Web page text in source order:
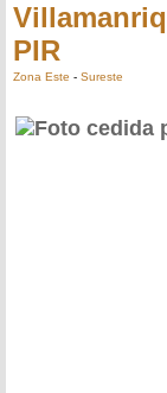
PIR
Zona Este - Sureste